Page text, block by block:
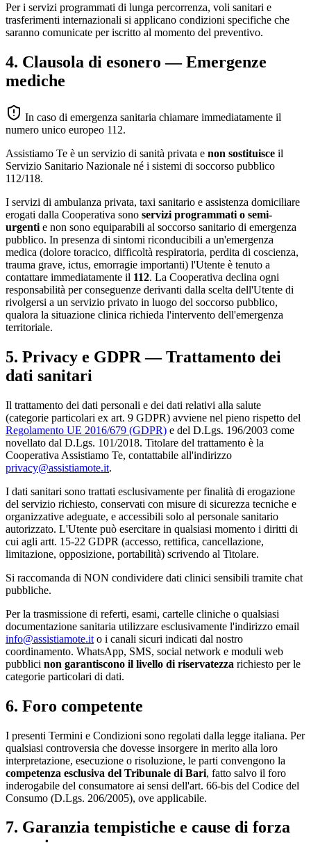
Per i servizi programmati di lunga percorrenza, voli sanitari e
trasferimenti internazionali si applicano condizioni specifiche che
saranno comunicate per iscritto al momento del preventivo.
4. Clausola di esonero — Emergenze
mediche
In caso di emergenza sanitaria chiamare immediatamente il
numero unico europeo 112.
Assistiamo Te è un servizio di sanità privata e non sostituisce il
Servizio Sanitario Nazionale né i sistemi di soccorso pubblico
112/118.
I servizi di ambulanza privata, taxi sanitario e assistenza domiciliare
erogati dalla Cooperativa sono servizi programmati o semi-
urgenti e non sono equiparabili al soccorso sanitario di emergenza
pubblico. In presenza di sintomi riconducibili a un'emergenza
medica (dolore toracico, difficoltà respiratoria, perdita di coscienza,
trauma grave, ictus, emorragie importanti) l'Utente è tenuto a
contattare immediatamente il 112. La Cooperativa declina ogni
responsabilità per conseguenze derivanti dalla scelta dell'Utente di
rivolgersi a un servizio privato in luogo del soccorso pubblico,
qualora la situazione clinica richieda l'intervento dell'emergenza
territoriale.
5. Privacy e GDPR — Trattamento dei
dati sanitari
Il trattamento dei dati personali e dei dati relativi alla salute
(categorie particolari ex art. 9 GDPR) avviene nel pieno rispetto del
Regolamento UE 2016/679 (GDPR) e del D.Lgs. 196/2003 come
novellato dal D.Lgs. 101/2018. Titolare del trattamento è la
Cooperativa Assistiamo Te, contattabile all'indirizzo
privacy@assistiamote.it.
I dati sanitari sono trattati esclusivamente per finalità di erogazione
del servizio richiesto, conservati con misure di sicurezza tecniche e
organizzative adeguate, e accessibili solo al personale sanitario
autorizzato. L'Utente può esercitare in qualsiasi momento i diritti di
cui agli artt. 15-22 GDPR (accesso, rettifica, cancellazione,
limitazione, opposizione, portabilità) scrivendo al Titolare.
Si raccomanda di NON condividere dati clinici sensibili tramite chat
pubbliche.
Per la trasmissione di referti, esami, cartelle cliniche o qualsiasi
documentazione sanitaria utilizzare esclusivamente l'indirizzo email
info@assistiamote.it o i canali sicuri indicati dal nostro
coordinamento. WhatsApp, SMS, social network e moduli web
pubblici non garantiscono il livello di riservatezza richiesto per le
categorie particolari di dati.
6. Foro competente
I presenti Termini e Condizioni sono regolati dalla legge italiana. Per
qualsiasi controversia che dovesse insorgere in merito alla loro
interpretazione, esecuzione o risoluzione, le parti convengono la
competenza esclusiva del Tribunale di Bari, fatto salvo il foro
inderogabile del consumatore ai sensi dell'art. 66-bis del Codice del
Consumo (D.Lgs. 206/2005), ove applicabile.
7. Garanzia tempistiche e cause di forza